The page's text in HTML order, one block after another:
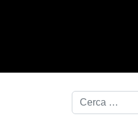
Cerca nel blog...